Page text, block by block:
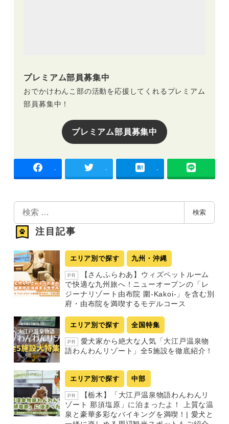
プレミアム部員募集中
おでかけわんこ部の活動を応援してくれるプレミアム
部員募集中！
プレミアム部員募集中
- - -
検
索
検索
注目記事
エリア別で探す 九州・沖縄
PR
【さんふらわあ】ウィズペットルーム
で快適な九州旅へ！ニューオープンの「レ
ジーナリゾート由布院 圍-Kakoi-」を含む別
府・由布院を満喫するモデルコース
エリア別で探す 全国特集
PR
愛犬家から絶大な人気「大江戸温泉物
語わんわんリゾート」全5施設を徹底紹介！
エリア別で探す 中部
PR
【栃木】「大江戸温泉物語わんわんリ
ゾート 那須塩原」に泊まったよ！ 上質な温
泉と豪華多彩なバイキングを満喫！| 愛犬と